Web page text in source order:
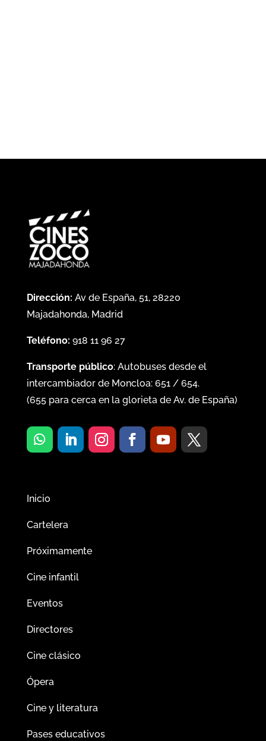
Dirección: Av de España, 51, 28220
Majadahonda, Madrid
Teléfono: 918 11 96 27
Transporte público: Autobuses desde el
intercambiador de Moncloa: 651/ 654.
(655para cerca en la glorieta de Av. de España)
Inicio
Cartelera
Próximamente
Cine infantil
Eventos
Directores
Cine clásico
Ópera
Cine y literatura
Pases educativos